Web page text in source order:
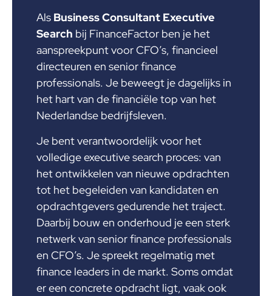
Als Business Consultant Executive
Search bij FinanceFactor ben je het
aanspreekpunt voor CFO’s, financieel
directeuren en senior finance
professionals. Je beweegt je dagelijks in
het hart van de financiële top van het
Nederlandse bedrijfsleven.
Je bent verantwoordelijk voor het
volledige executive search proces: van
het ontwikkelen van nieuwe opdrachten
tot het begeleiden van kandidaten en
opdrachtgevers gedurende het traject.
Daarbij bouw en onderhoud je een sterk
netwerk van senior finance professionals
en CFO’s. Je spreekt regelmatig met
finance leaders in de markt. Soms omdat
er een concrete opdracht ligt, vaak ook